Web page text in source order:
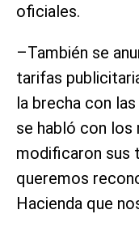
oficiales.
–También se
tarifas
la brecha con
se habló con los
modificaron sus
queremos
Hacienda que